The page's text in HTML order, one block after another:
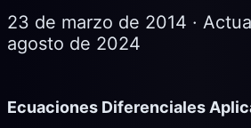
23 de marzo de 2014 ·
agosto de 2024
Ecuaciones Diferenciales